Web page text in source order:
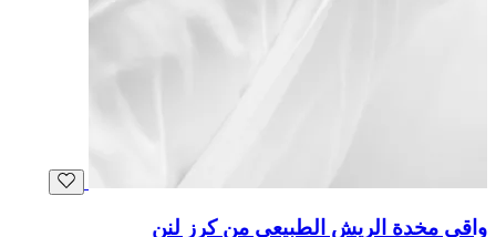
واقي مخدة الريش الطبيعي من كرز لنن